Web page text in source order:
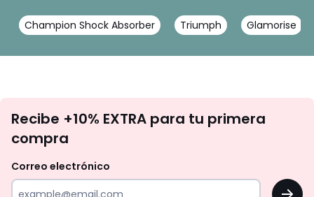
Champion Shock Absorber Triumph Glamorise
te
tu
Recibe +10% EXTRA para tu primera
compra
Correo electrónico
OK